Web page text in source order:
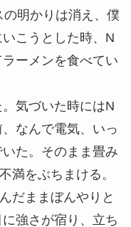
明かりは消え、僕
こうとした時、N
ーメンを食べてい
気づいた時にはN
なんで電気、いっ
た。そのまま畳み
満をぶちまける。
だままぼんやりと
強さが宿り、立ち